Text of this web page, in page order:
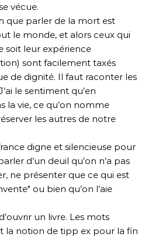
vécue.
que parler de la mort est
le monde, et alors ceux qui
soit leur expérience
sont facilement taxés
de dignité. Il faut raconter les
le sentiment qu’en
la vie, ce qu’on nomme
les autres de notre
digne et silencieuse pour
d’un deuil qu’on n’a pas
ne présenter que ce qui est
ou bien qu’on l’aie
un livre. Les mots
la notion de tipp ex pour la fin